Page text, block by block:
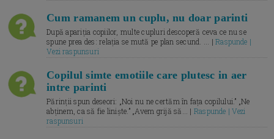
Cum ramanem un cuplu, nu doar parinti
După apariția copiilor, multe cupluri descoperă ceva ce nu se
spune prea des: relația se mută pe plan secund. ... |Raspunde |
Vezi raspunsuri
Copilul simte emotiile care plutesc in aer
intre parinti
Părinții spun deseori: „Noi nu ne certăm în fața copilului.” „Ne
abținem, ca să fie liniște.” „Avem grijă să... | Raspunde | Vezi
raspunsuri